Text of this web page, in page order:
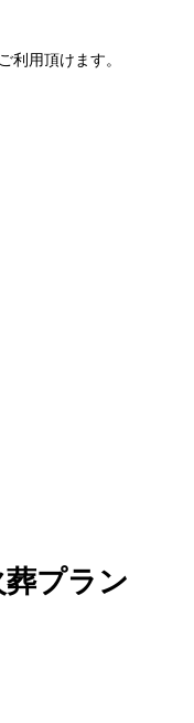
利用頂けます。
プラン